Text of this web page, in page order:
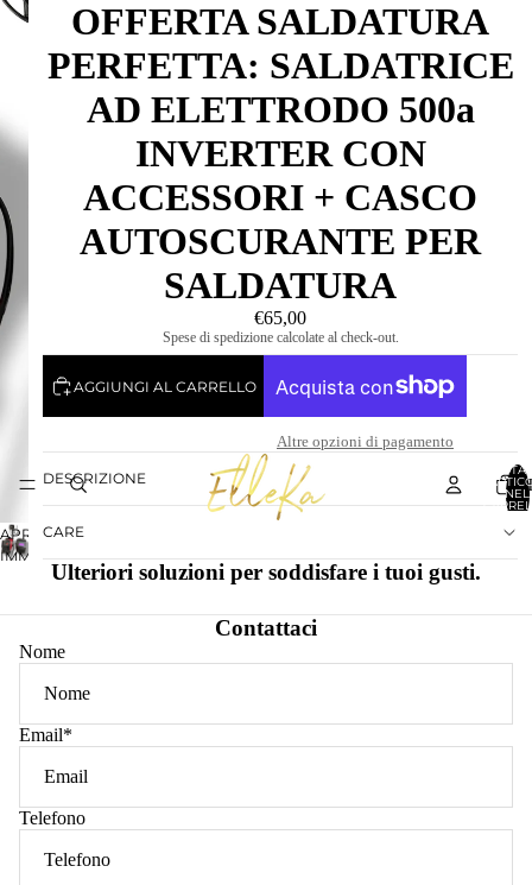
NEL
APRI
IMMAGINE
OFFERTA SALDATURA
PERFETTA: SALDATRICE
AD ELETTRODO 500a
INVERTER CON
ACCESSORI + CASCO
AUTOSCURANTE PER
SALDATURA
€65,00
Spese di spedizione calcolate al check-out.
AGGIUNGI AL CARRELLO
Altre opzioni di pagamento
DESCRIZIONE
CARE
Ulteriori soluzioni per soddisfare i tuoi gusti.
Contattaci
Nome
Email*
Telefono